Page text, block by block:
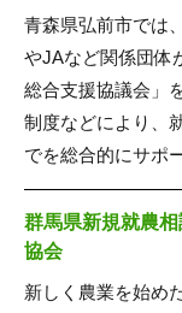
青森県弘前市では
やJAなど関係団体
総合支援協議会」
制度などにより、
でを総合的にサポ
群馬県新規就農
協会
新しく農業を始め